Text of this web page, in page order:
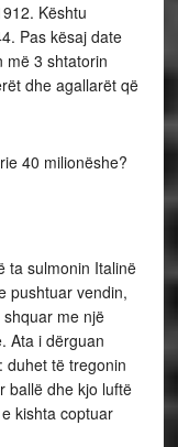
Kështu
Pas kësaj date
më 3 shtatorin
dhe agallarët që
40 milionëshe?
ta sulmonin Italinë
pushtuar vendin,
me një
Ata i dërguan
duhet të tregonin
ballë dhe kjo luftë
kishta coptuar